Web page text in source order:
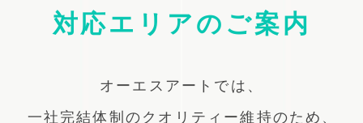
対応エリアのご案内
オーエスアートでは、
一社完結体制のクオリティー維持のため、